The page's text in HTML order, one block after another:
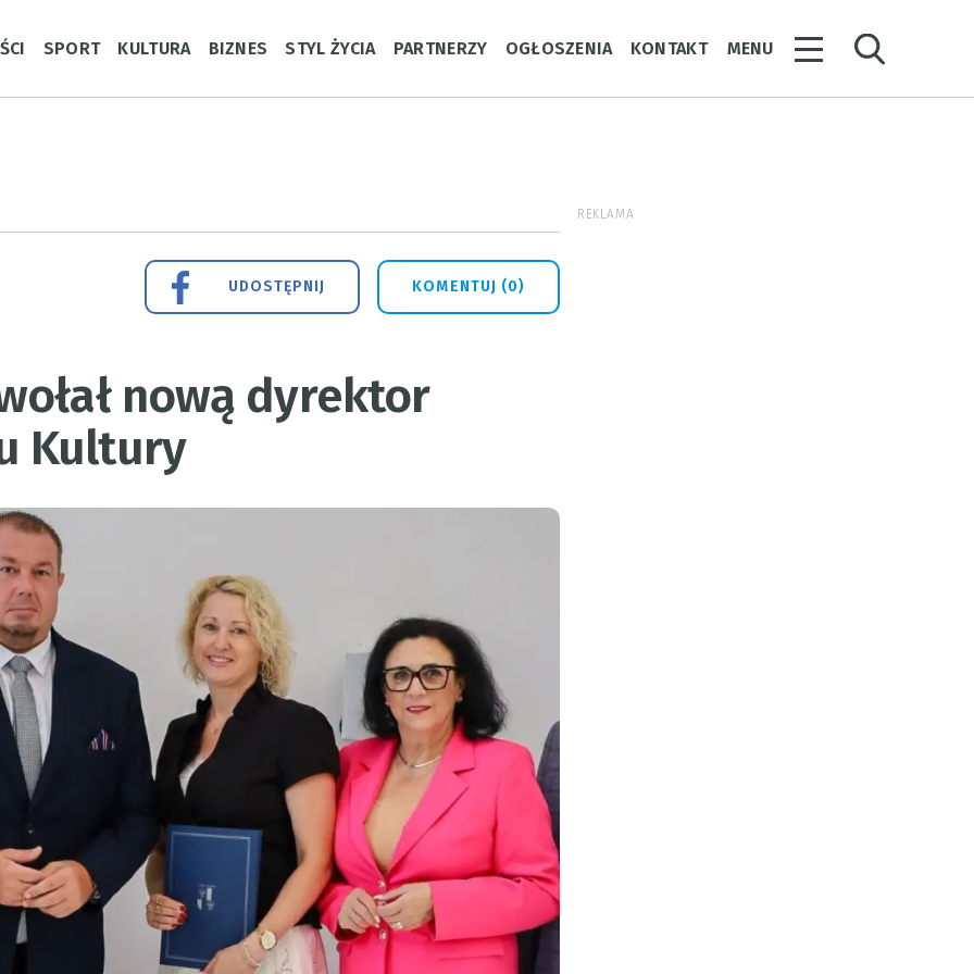
SPORT KULTURA BIZNES STYL ŻYCIA PARTNERZY OGŁOSZENIA KONTAKT MENU
KOMENTUJ (0)
UDOSTĘPNIJ
nową dyrektor
Kultury
REKLAMA